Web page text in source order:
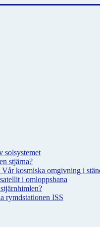
solsystemet
stjärna?
kosmiska omgivning i
i omloppsbana
rymdstationen ISS